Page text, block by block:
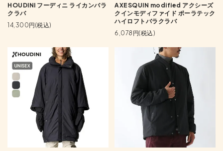
HOUDINI フーディニ ライカンバラ
クラバ
14,300円(税込)
AXESQUIN modified アクシーズ
クインモディファイド ポーラテック
ハイロフトバラクラバ
6,078円(税込)